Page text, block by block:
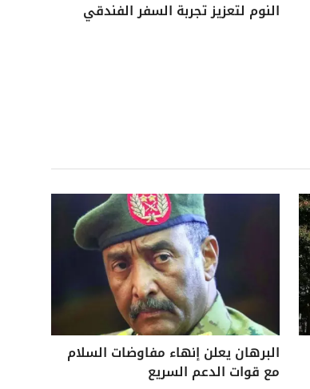
النوم لتعزيز تجربة السفر الفندقي
البرهان يعلن إنهاء مفاوضات السلام
مع قوات الدعم السريع